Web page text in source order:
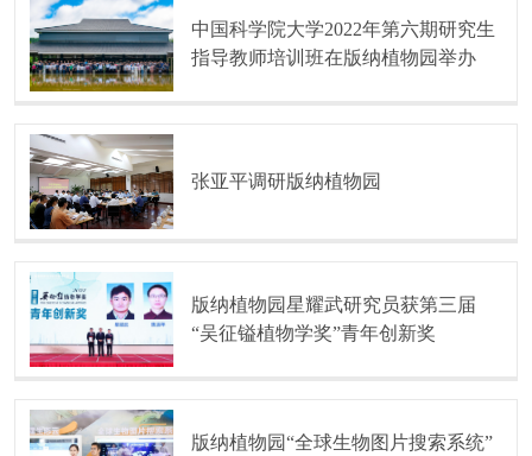
中国科学院大学2022年第六期研究生
指导教师培训班在版纳植物园举办
张亚平调研版纳植物园
版纳植物园星耀武研究员获第三届
“吴征镒植物学奖”青年创新奖
版纳植物园“全球生物图片搜索系统”